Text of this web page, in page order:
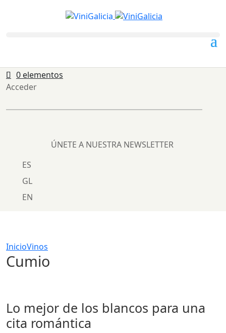
0 elementos
Acceder
ÚNETE A NUESTRA NEWSLETTER
ES
GL
EN
InicioVinos
Cumio
Lo mejor de los blancos para una
cita romántica